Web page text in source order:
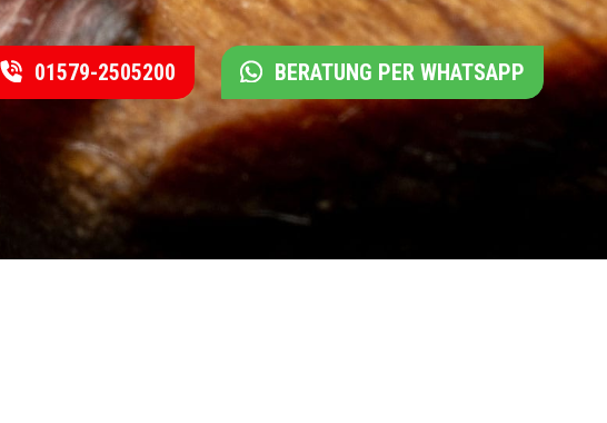
01579-2505200 BERATUNG PER WHATSAPP